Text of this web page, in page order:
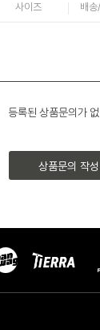
사이즈 배
등록된 상품문의가
상품문의 작성